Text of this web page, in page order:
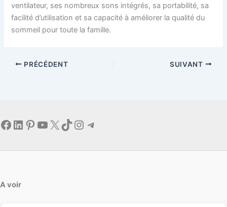
ventilateur, ses nombreux sons intégrés, sa portabilité, sa
facilité d’utilisation et sa capacité à améliorer la qualité du
sommeil pour toute la famille.
PRÉCÉDENT SUIVANT
Facebook
LinkedIn
Pinterest
YouTube
X TikTok
Instagram
Telegram
A voir